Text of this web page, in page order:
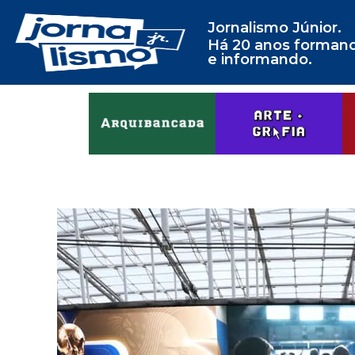
Jornalismo Júnior.
Há 20 anos
e informando.